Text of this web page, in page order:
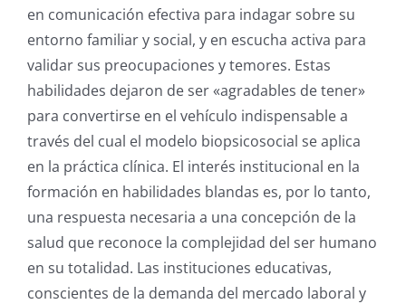
en comunicación efectiva para indagar sobre su
entorno familiar y social, y en escucha activa para
validar sus preocupaciones y temores. Estas
habilidades dejaron de ser «agradables de tener»
para convertirse en el vehículo indispensable a
través del cual el modelo biopsicosocial se aplica
en la práctica clínica. El interés institucional en la
formación en habilidades blandas es, por lo tanto,
una respuesta necesaria a una concepción de la
salud que reconoce la complejidad del ser humano
en su totalidad. Las instituciones educativas,
conscientes de la demanda del mercado laboral y